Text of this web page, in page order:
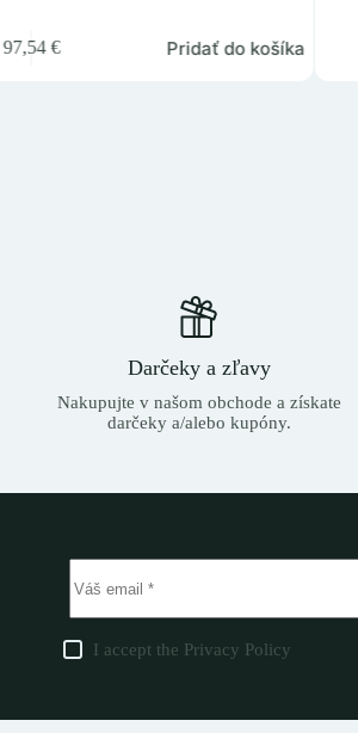
97,54€ Pridať do košíka
Darčeky a zľavy
Nakupujte v našom obchode a získate
darčeky a/alebo kupóny.
I accept the Privacy Policy